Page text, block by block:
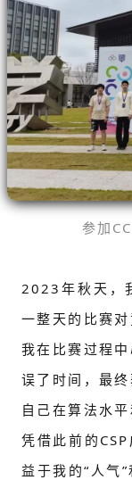
参加
2023年秋天，
一整天的比赛
我在比赛过程
误了时间，最
自己在算法水
凭借此前的
益于我的“人气